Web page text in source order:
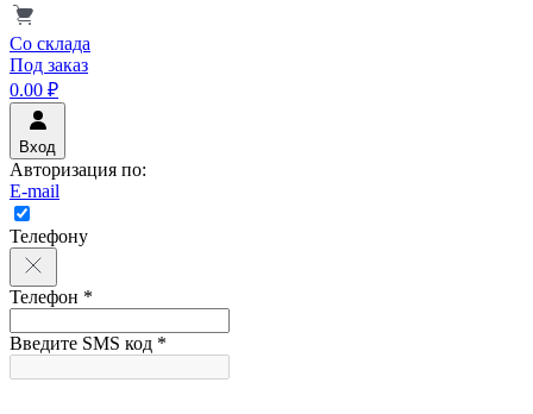
Со склада
Под заказ
0.00 ₽
Вход
Авторизация по:
E-mail
Телефону
Телефон *
Введите SMS код *